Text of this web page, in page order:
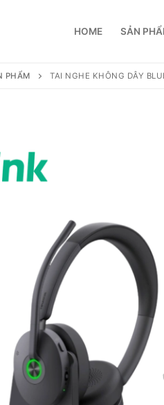
HOME SẢN
Home
Hỗ trợ
Hỗ trợ
Tài liệu hướng dẫn
Tài liệu hướng dẫn
Điện thoại IP Phone
Wireless IP Phone
Giới thiệu
Đại lý
Tin tức
Sự kiện
Liên hệ
PHẨM TAI NGHE KHÔNG DÂY